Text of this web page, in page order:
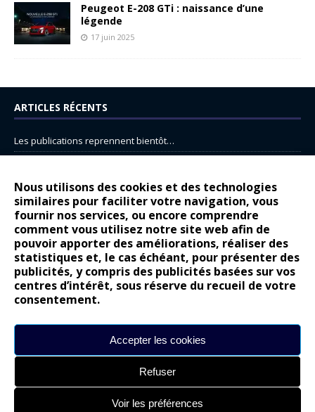
Nous utilisons des cookies et des technologies
similaires pour faciliter votre navigation, vous
fournir nos services, ou encore comprendre
comment vous utilisez notre site web afin de
pouvoir apporter des améliorations, réaliser des
statistiques et, le cas échéant, pour présenter des
publicités, y compris des publicités basées sur vos
centres d’intérêt, sous réserve du recueil de votre
consentement.
Accepter les cookies
Refuser
Voir les préférences
Peugeot E-208 GTi : naissance d’une
légende
17 juin 2025
ARTICLES RÉCENTS
Les publications reprennent bientôt…
14 juillet : nouveau film de marque pour Citroën
Renault Espace : voyage, voyage…
Peugeot E-208 GTi : naissance d’une légende
COMMENTAIRES RÉCENTS
Bernard DardartdansDacia Sandero : pour les gens vrais
Alpine A290 : L’irrésistible attraction de la légèreté
leroydansLancia Ypsilon : naturellement envoûtante ?
Nouvelle Opel Corsa : Yes of Corsa !